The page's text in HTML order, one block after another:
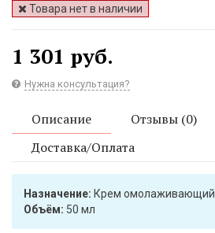
Товара нет в наличии
1 301 руб.
Нужна консультация?
Описание
Отзывы (0)
Доставка/Оплата
Назначение: Крем омолаживающий
Объём: 50 мл